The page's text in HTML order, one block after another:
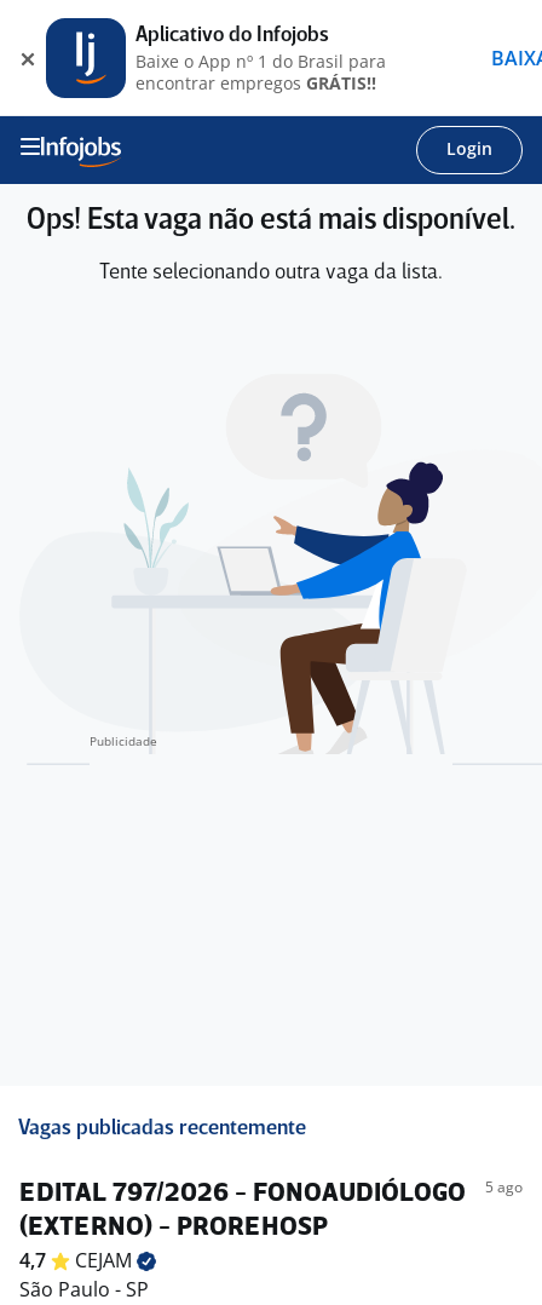
Login
Ops! Esta vaga não está mais disponível.
Tente selecionando outra vaga da lista.
Vagas publicadas recentemente
EDITAL 797/2026 - FONOAUDIÓLOGO
(EXTERNO) - PROREHOSP
5 ago
4,7
CEJAM
São Paulo - SP
Aplicativo do Infojobs
Baixe o App nº 1 do Brasil para
encontrar empregos GRÁTIS!!